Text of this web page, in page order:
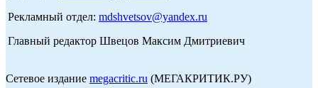
Рекламный отдел: mdshvetsov@yandex.ru
Главный редактор Швецов Максим Дмитриевич
Сетевое издание megacritic.ru (МЕГАКРИТИК.РУ)